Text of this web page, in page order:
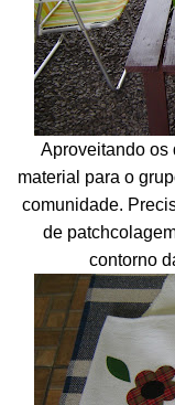
Aproveitando os
material para o
comunidade.
de
contorno